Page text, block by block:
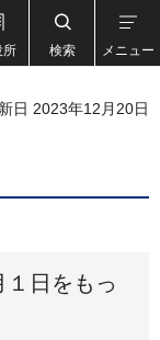
所 検索 メニュー
日 2023年12月20日
日をもっ